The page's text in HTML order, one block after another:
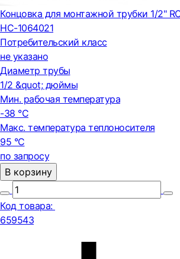
Концовка для монтажной трубки 1/2"
НС-1064021
Потребительский класс
не указано
Диаметр трубы
1/2 &quot; дюймы
Мин. рабочая температура
-38 °С
Макс. температура теплоносителя
95 °С
по запросу
В корзину
Код товара:
659543